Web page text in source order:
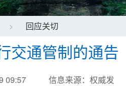
> 回应关切
交通管制的通告
09:57 信息来源：权威发